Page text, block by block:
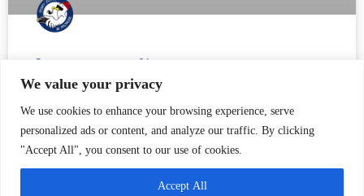
We value your privacy
We use cookies to enhance your browsing experience, serve
personalized ads or content, and analyze our traffic. By clicking
"Accept All", you consent to our use of cookies.
Accept All
Serce z drewna. Historia zapisana w deskach.
„Serce z drewna. Historia zapisana w deskach” to poruszający
związanej z odbudową zapomnianych budynków z przełomu
XIX i XX wieku.